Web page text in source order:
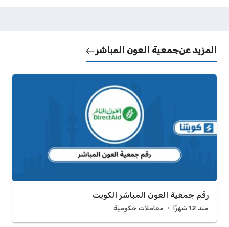
المزيد عنجمعية العون المباشر
رقم جمعية العون المباشر الكويت
منذ 12 شهرًا معاملات حكومية